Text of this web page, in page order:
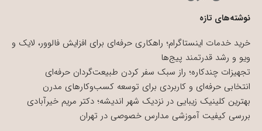
نوشته‌های تازه
خرید خدمات اینستاگرام؛ راهکاری حرفه‌ای برای افزایش فالوور، لایک و
ویو و رشد قدرتمند پیج‌ها
تجهیزات چندکاره؛ راز سبک سفر کردن طبیعت‌گردان حرفه‌ای
انتخابی حرفه‌ای و کاربردی برای توسعه کسب‌وکارهای مدرن
بهترین کلینیک زیبایی در نزدیک شهر اندیشه؛ دکتر مریم خیرآبادی
بررسی کیفیت آموزشی مدارس خصوصی در تهران